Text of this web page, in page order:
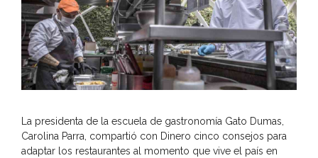
La presidenta de la escuela de gastronomía Gato Dumas,
Carolina Parra, compartió con Dinero cinco consejos para
adaptar los restaurantes al momento que vive el país en